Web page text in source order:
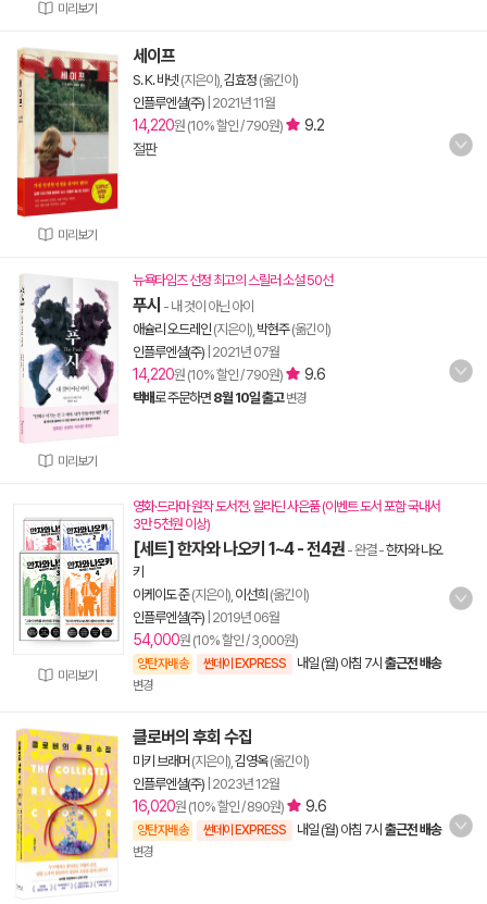
미리보기
미리보기
세이프
S. K. 바넷 (지은이), 김효정 (옮긴이)
인플루엔셜(주) 2021년 11월
14,220원 (10% 할인 / 790원)
9.2
절판
미리보기
뉴욕타임즈 선정 최고의 스릴러 소설 50선
푸시 - 내 것이 아닌 아이
애슐리 오드레인 (지은이), 박현주(옮긴이)
인플루엔셜(주) 2021년 07월
14,220원 (10% 할인 / 790원) 9.6
택배로 주문하면 8월 10일 출고 변경
미리보기
영화·드라마 원작 도서전. 알라딘 사은품 (이벤트 도서 포함 국내서
3만 5천원 이상)
[세트] 한자와 나오키 1~4 - 전4권 - 완결-한자와 나오
키
이케이도 준(지은이), 이선희 (옮긴이)
인플루엔셜(주) 2019년 06월
54,000원 (10% 할인 / 3,000원)
양탄자배송 썬데이 EXPRESS 내일 (월) 아침 7시 출근전 배송
변경
클로버의 후회 수집
미키 브래머 (지은이), 김영옥(옮긴이)
인플루엔셜(주) 2023년 12월
16,020원 (10% 할인 / 890원) 9.6
양탄자배송 썬데이 EXPRESS 내일 (월) 아침 7시 출근전 배송
변경